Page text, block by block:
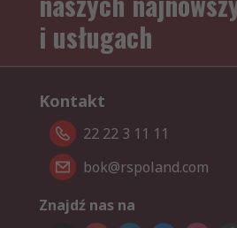
i usługach
Kontakt
22 22 3 11 11
bok@rspoland.com
Znajdź nas na